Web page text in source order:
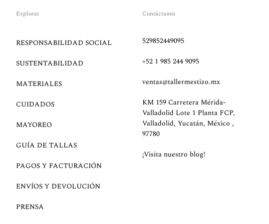
Explorar
RESPONSABILIDAD SOCIAL
SUSTENTABILIDAD
MATERIALES
CUIDADOS
MAYOREO
GUÍA DE TALLAS
PAGOS Y FACTURACIÓN
ENVÍOS Y DEVOLUCIÓN
PRENSA
Contáctanos
529852449095
+52 1 985 244 9095
ventas@tallermestizo.mx
KM 159 Carretera Mérida-
Valladolid Lote 1 Planta FCP,
Valladolid, Yucatán, México ,
97780
¡Visita nuestro blog!